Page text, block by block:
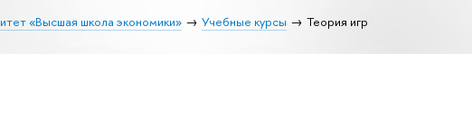
«Высшая школа экономики» Учебные курсы Теория игр